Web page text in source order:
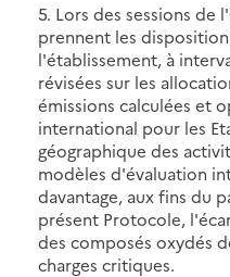
5. Lors des sessions de
prennent les
l'établissement, à
révisées sur les
émissions calculées et
international pour les
géographique des
modèles d'évaluation
davantage, aux fins du
présent Protocole,
des composés oxydés
charges critiques.